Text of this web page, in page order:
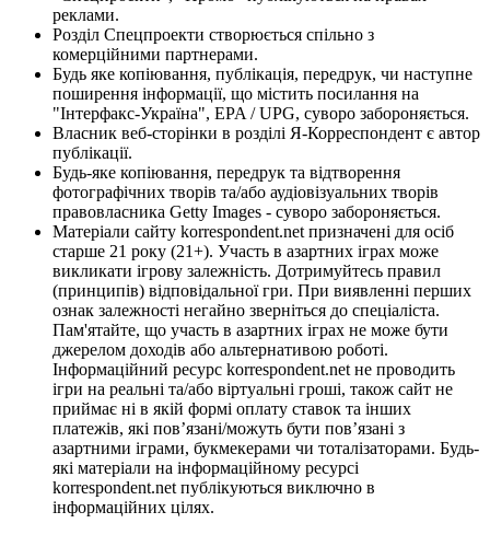
реклами.
Розділ Спецпроекти створюється спільно з
комерційними партнерами.
Будь яке копіювання, публікація, передрук, чи наступне
поширення інформації, що містить посилання на
"Інтерфакс-Україна", EPA / UPG, суворо забороняється.
Власник веб-сторінки в розділі Я-Корреспондент є автор
публікації.
Будь-яке копіювання, передрук та відтворення
фотографічних творів та/або аудіовізуальних творів
правовласника Getty Images - суворо забороняється.
Матеріали сайту korrespondent.net призначені для осіб
старше 21 року (21+). Участь в азартних іграх може
викликати ігрову залежність. Дотримуйтесь правил
(принципів) відповідальної гри. При виявленні перших
ознак залежності негайно зверніться до спеціаліста.
Пам'ятайте, що участь в азартних іграх не може бути
джерелом доходів або альтернативою роботі.
Інформаційний ресурс korrespondent.net не проводить
ігри на реальні та/або віртуальні гроші, також сайт не
приймає ні в якій формі оплату ставок та інших
платежів, які пов’язані/можуть бути пов’язані з
азартними іграми, букмекерами чи тоталізаторами. Будь-
які матеріали на інформаційному ресурсі
korrespondent.net публікуються виключно в
інформаційних цілях.